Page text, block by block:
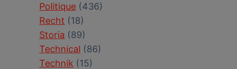
Politique (436)
Recht (18)
Storia (89)
Technical (86)
Technik (15)